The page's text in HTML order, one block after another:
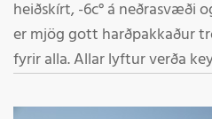
heiðskírt, -6c° á neðrasvæði
er mjög gott harðpakkaður
fyrir alla. Allar lyftur verða